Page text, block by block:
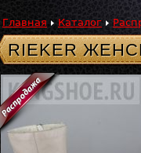
Главная Каталог
RIEKER